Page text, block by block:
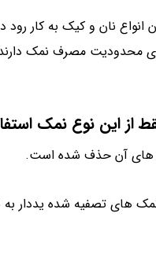
نان و کیک به کار رود
محدودیت مصرف نمک
از این نوع نمک
های آن حذف شده است.
های تصفیه شده یددار به